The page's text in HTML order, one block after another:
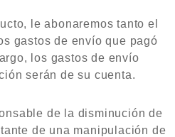
le abonaremos tanto el
gastos de envío que pagó
los gastos de envío
serán de su cuenta.
de la disminución de
de una manipulación de